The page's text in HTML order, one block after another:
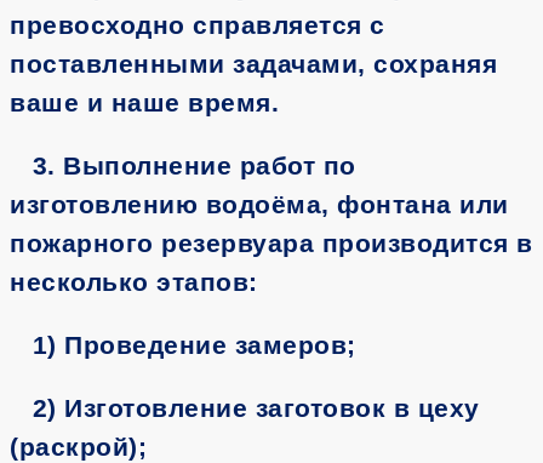
превосходно справляется с
поставленными задачами, сохраняя
ваше и наше время.
3. Выполнение работ по
изготовлению водоёма, фонтана или
пожарного резервуара производится в
несколько этапов:
1) Проведение замеров;
2) Изготовление заготовок в цеху
(раскрой);